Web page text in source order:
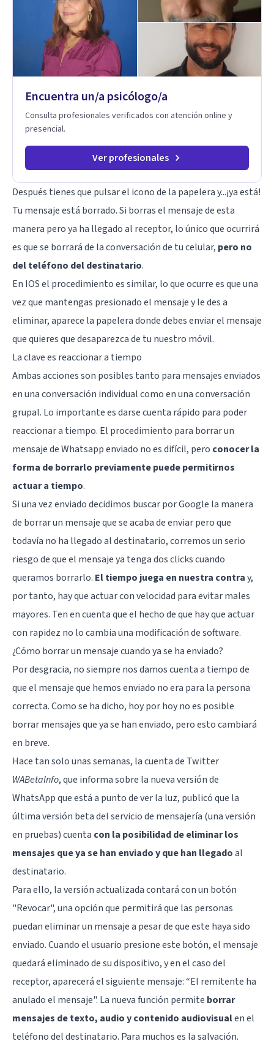
comunicación por whatsapp y cómo motivar al otro a
respondernos. Dificultades para crecer en un empleo o para
decidir cambiar de empleo. Cómo empezar un
emprendimiento. Temas de ansiedad. Depresión. Temas de
autoestima. Dificultades sexuales. Otros temas que no
figuran en este listado y por los que puedes consultarnos…
Administración.
Encuentra un/a psicólogo/a
Consulta profesionales verificados con atención online y
presencial.
Ver profesionales
Después tienes que pulsar el icono de la papelera y...¡ya está!
Tu mensaje está borrado. Si borras el mensaje de esta
manera pero ya ha llegado al receptor, lo único que ocurrirá
es que se borrará de la conversación de tu celular, pero no
del teléfono del destinatario.
En IOS el procedimiento es similar, lo que ocurre es que una
vez que mantengas presionado el mensaje y le des a
eliminar, aparece la papelera donde debes enviar el mensaje
que quieres que desaparezca de tu nuestro móvil.
La clave es reaccionar a tiempo
Ambas acciones son posibles tanto para mensajes enviados
en una conversación individual como en una conversación
grupal. Lo importante es darse cuenta rápido para poder
reaccionar a tiempo. El procedimiento para borrar un
mensaje de Whatsapp enviado no es difícil, pero conocer la
forma de borrarlo previamente puede permitirnos
actuar a tiempo.
Si una vez enviado decidimos buscar por Google la manera
de borrar un mensaje que se acaba de enviar pero que
todavía no ha llegado al destinatario, corremos un serio
riesgo de que el mensaje ya tenga dos clicks cuando
queramos borrarlo. El tiempo juega en nuestra contray,
por tanto, hay que actuar con velocidad para evitar males
mayores. Ten en cuenta que el hecho de que hay que actuar
con rapidez no lo cambia una modificación de software.
¿Cómo borrar un mensaje cuando ya se ha enviado?
Por desgracia, no siempre nos damos cuenta a tiempo de
que el mensaje que hemos enviado no era para la persona
correcta. Como se ha dicho, hoy por hoy no es posible
borrar mensajes que ya se han enviado, pero esto cambiará
en breve.
Hace tan solo unas semanas, la cuenta de Twitter
WABetaInfo, que informa sobre la nueva versión de
WhatsApp que está a punto de ver la luz, publicó que la
última versión beta del servicio de mensajería (una versión
en pruebas) cuenta con la posibilidad de eliminar los
mensajes que ya se han enviado y que han llegadoal
destinatario.
Para ello, la versión actualizada contará con un botón
"Revocar", una opción que permitirá que las personas
puedan eliminar un mensaje a pesar de que este haya sido
enviado. Cuando el usuario presione este botón, el mensaje
quedará eliminado de su dispositivo, y en el caso del
receptor, aparecerá el siguiente mensaje: “El remitente ha
anulado el mensaje". La nueva función permite borrar
mensajes de texto, audio y contenido audiovisualen el
teléfono del destinatario. Para muchos es la salvación.